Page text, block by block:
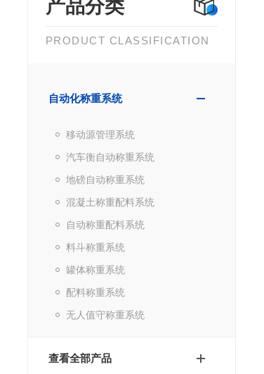
产品分类
PRODUCT CLASSIFICATION
自动化称重系统
移动源管理系统
汽车衡自动称重系统
地磅自动称重系统
混凝土称重配料系统
自动称重配料系统
料斗称重系统
罐体称重系统
配料称重系统
无人值守称重系统
查看全部产品